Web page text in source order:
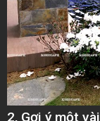
2, Gợi ý một